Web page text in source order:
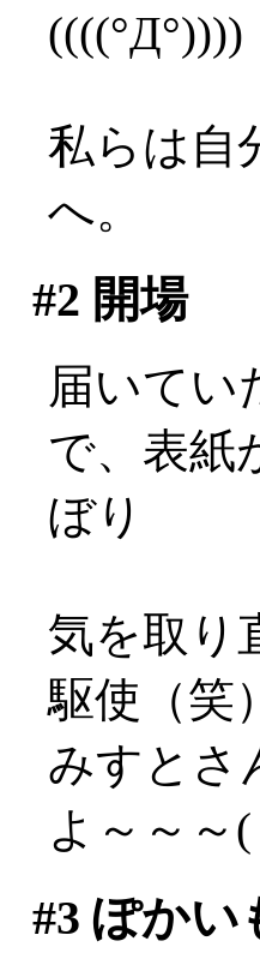
((((°Д°))))
私らは自
へ。
#2 開場
届いてい
で、表紙
ぼり
気を取り
駆使（笑
みすとさ
よ～～～
#3 ぽかい